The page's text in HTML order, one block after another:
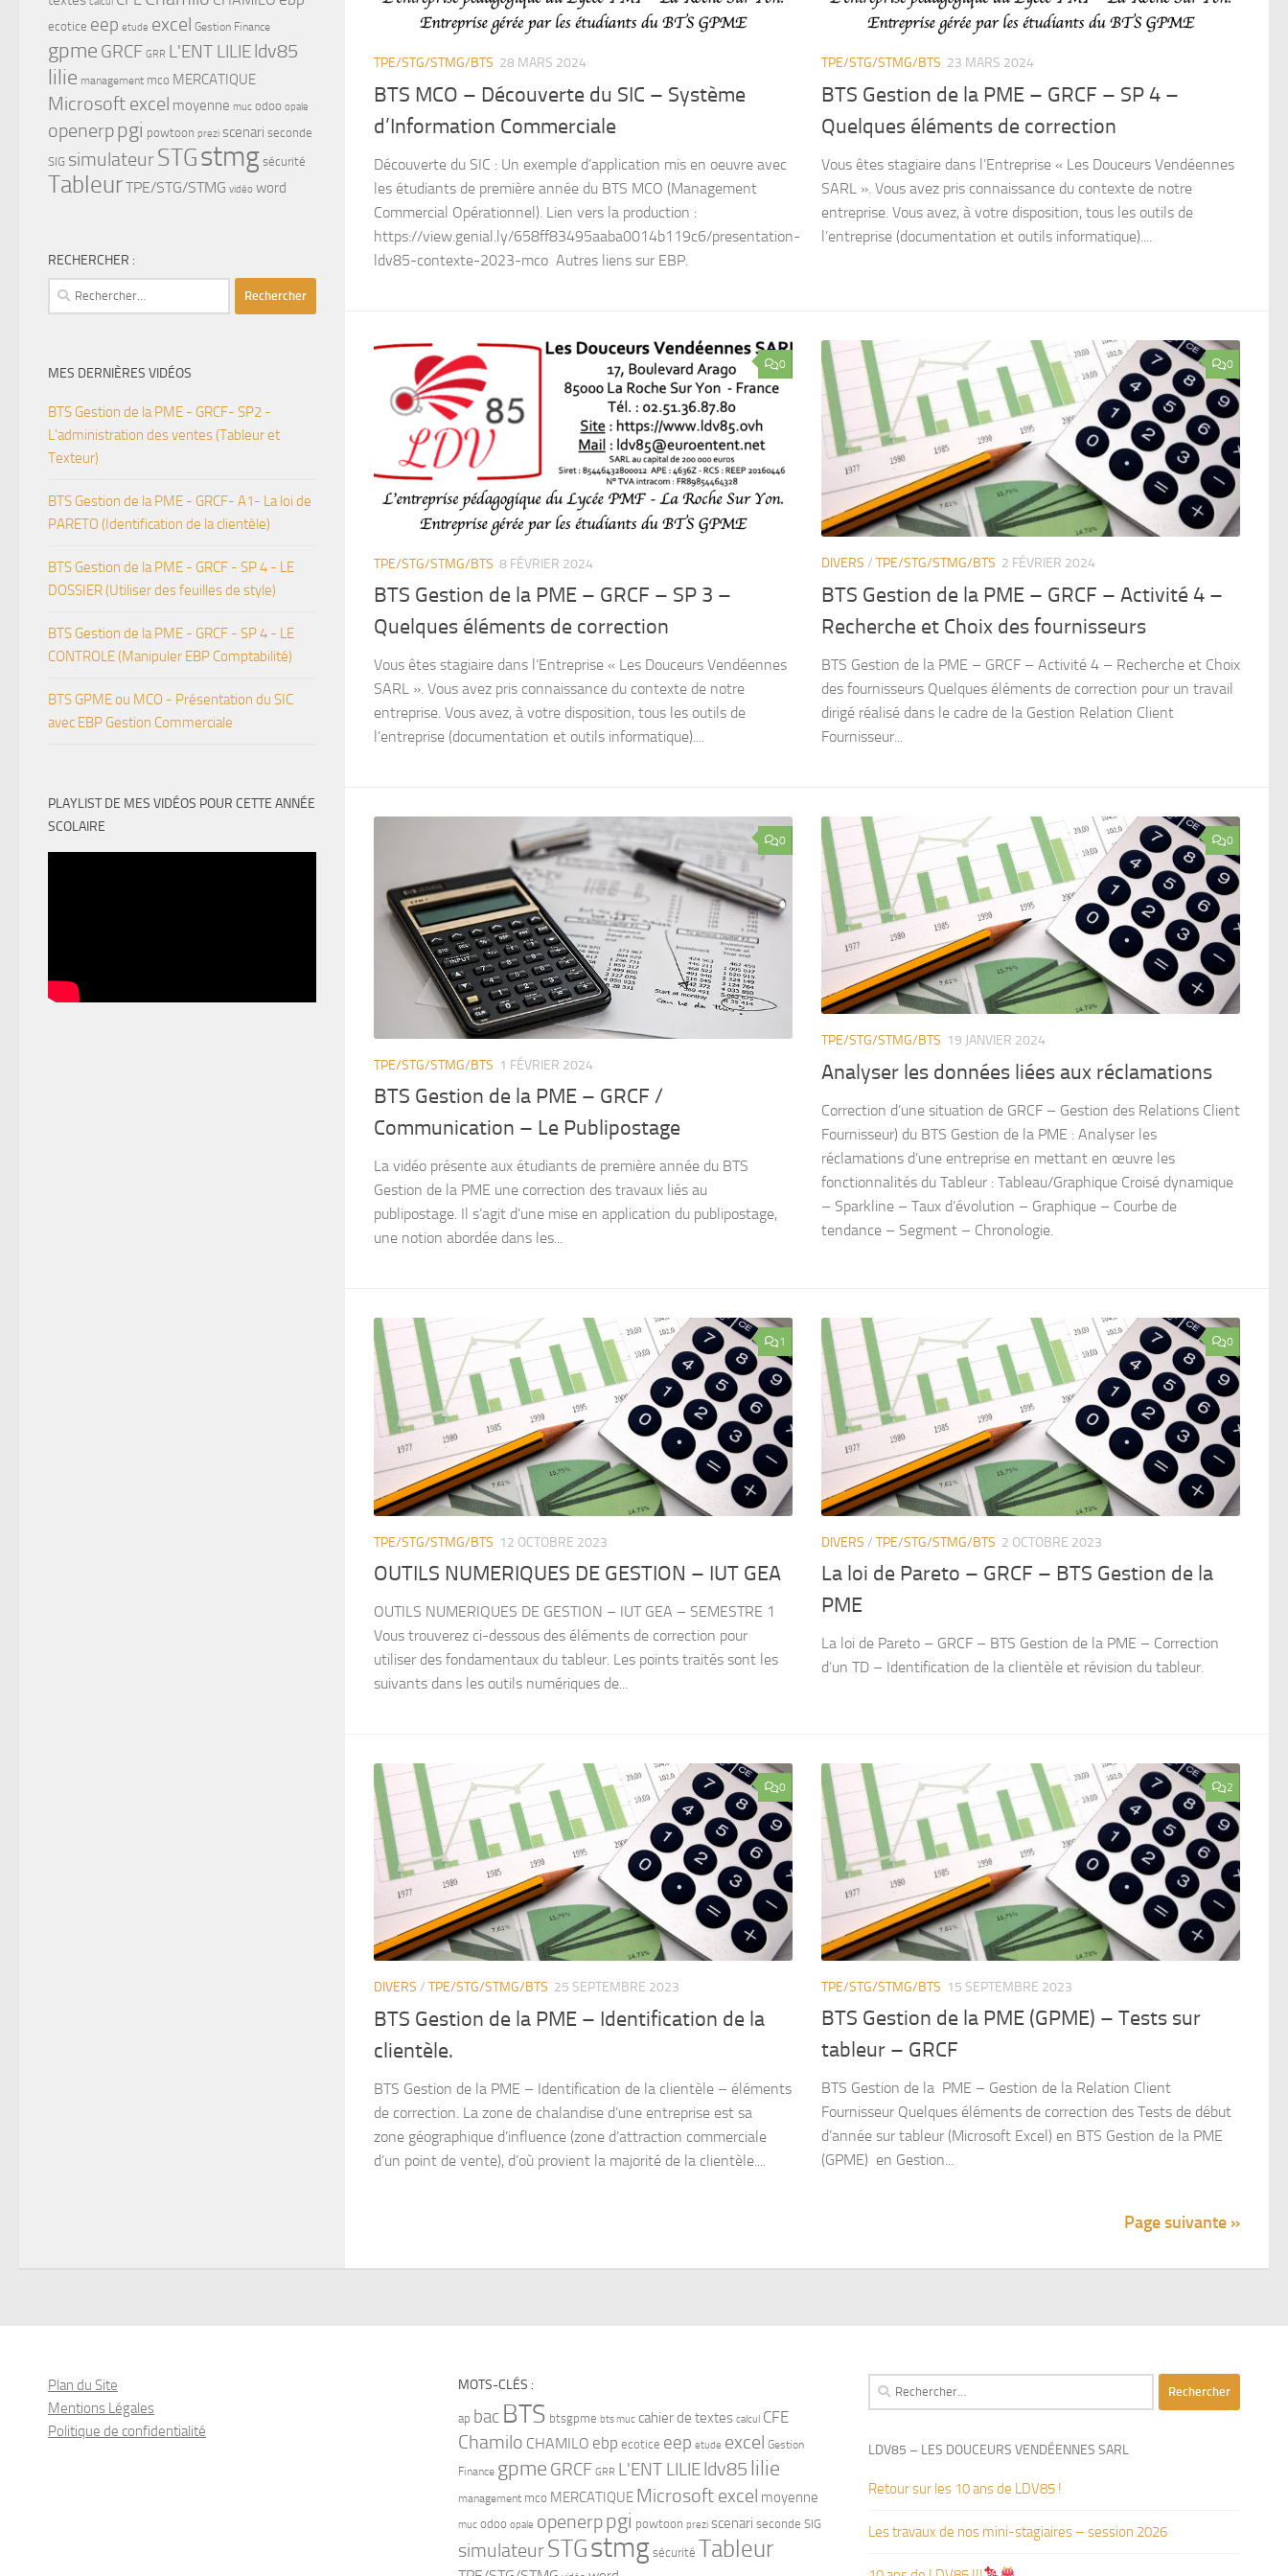
TPE/STG/STMG/BTS 28 MARS 2024
BTS MCO – Découverte du SIC – Système
d’Information Commerciale
Découverte du SIC : Un exemple d’application mis en oeuvre avec
les étudiants de première année du BTS MCO (Management
Commercial Opérationnel). Lien vers la production :
https://view.genial.ly/658ff83495aaba0014b119c6/presentation-
ldv85-contexte-2023-mco Autres liens sur EBP.
TPE/STG/STMG/BTS 23 MARS 2024
BTS Gestion de la PME – GRCF – SP 4 –
Quelques éléments de correction
Vous êtes stagiaire dans l’Entreprise « Les Douceurs Vendéennes
SARL ». Vous avez pris connaissance du contexte de notre
entreprise. Vous avez, à votre disposition, tous les outils de
l’entreprise (documentation et outils informatique)....
0
TPE/STG/STMG/BTS 8 FÉVRIER 2024
BTS Gestion de la PME – GRCF – SP 3 –
Quelques éléments de correction
Vous êtes stagiaire dans l’Entreprise « Les Douceurs Vendéennes
SARL ». Vous avez pris connaissance du contexte de notre
entreprise. Vous avez, à votre disposition, tous les outils de
l’entreprise (documentation et outils informatique)....
0
DIVERS / TPE/STG/STMG/BTS 2 FÉVRIER 2024
BTS Gestion de la PME – GRCF – Activité 4 –
Recherche et Choix des fournisseurs
BTS Gestion de la PME – GRCF – Activité 4 – Recherche et Choix
des fournisseurs Quelques éléments de correction pour un travail
dirigé réalisé dans le cadre de la Gestion Relation Client
Fournisseur...
0
TPE/STG/STMG/BTS 1 FÉVRIER 2024
BTS Gestion de la PME – GRCF /
Communication – Le Publipostage
La vidéo présente aux étudiants de première année du BTS
Gestion de la PME une correction des travaux liés au
publipostage. Il s’agit d’une mise en application du publipostage,
une notion abordée dans les...
0
TPE/STG/STMG/BTS 19 JANVIER 2024
Analyser les données liées aux réclamations
Correction d’une situation de GRCF – Gestion des Relations Client
Fournisseur) du BTS Gestion de la PME : Analyser les
réclamations d’une entreprise en mettant en œuvre les
fonctionnalités du Tableur : Tableau/Graphique Croisé dynamique
– Sparkline – Taux d’évolution – Graphique – Courbe de
tendance – Segment – Chronologie.
1
TPE/STG/STMG/BTS 12 OCTOBRE 2023
OUTILS NUMERIQUES DE GESTION – IUT GEA
OUTILS NUMERIQUES DE GESTION – IUT GEA – SEMESTRE 1
Vous trouverez ci-dessous des éléments de correction pour
utiliser des fondamentaux du tableur. Les points traités sont les
suivants dans les outils numériques de...
0
DIVERS / TPE/STG/STMG/BTS 2 OCTOBRE 2023
La loi de Pareto – GRCF – BTS Gestion de la
PME
La loi de Pareto – GRCF – BTS Gestion de la PME – Correction
d’un TD – Identification de la clientèle et révision du tableur.
0
DIVERS / TPE/STG/STMG/BTS 25 SEPTEMBRE 2023
BTS Gestion de la PME – Identification de la
clientèle.
BTS Gestion de la PME – Identification de la clientèle – éléments
de correction. La zone de chalandise d’une entreprise est sa
zone géographique d’influence (zone d’attraction commerciale
d’un point de vente), d’où provient la majorité de la clientèle....
2
TPE/STG/STMG/BTS 15 SEPTEMBRE 2023
BTS Gestion de la PME (GPME) – Tests sur
tableur – GRCF
BTS Gestion de la PME – Gestion de la Relation Client
Fournisseur Quelques éléments de correction des Tests de début
d’année sur tableur (Microsoft Excel) en BTS Gestion de la PME
(GPME) en Gestion...
Page suivante »
ecotice eep etude excel Gestion Finance
gpme GRCF GRR L'ENT LILIEldv85
lilie management mco MERCATIQUE
Microsoft excel moyenne muc odoo opale
openerppgi powtoon prezi scenari seconde
SIG simulateurSTGstmg sécurité
TableurTPE/STG/STMG vidéo word
RECHERCHER :
Rechercher :
MES DERNIÈRES VIDÉOS
BTS Gestion de la PME - GRCF- SP2 -
L'administration des ventes (Tableur et
Texteur)
BTS Gestion de la PME - GRCF- A1- La loi de
PARETO (Identification de la clientèle)
BTS Gestion de la PME - GRCF - SP 4 - LE
DOSSIER (Utiliser des feuilles de style)
BTS Gestion de la PME - GRCF - SP 4 - LE
CONTROLE (Manipuler EBP Comptabilité)
BTS GPME ou MCO - Présentation du SIC
avec EBP Gestion Commerciale
PLAYLIST DE MES VIDÉOS POUR CETTE ANNÉE
SCOLAIRE
Plan du Site
Mentions Légales
Politique de confidentialité
MOTS-CLÉS :
ap bac BTS btsgpme bts muc cahier de textes calcul CFE
Chamilo CHAMILO ebp ecotice eep etude excel Gestion
Finance gpme GRCF GRR L'ENT LILIEldv85 lilie
management mco MERCATIQUE Microsoft excel moyenne
muc odoo opale openerppgi powtoon prezi scenari seconde SIG
simulateurSTGstmg sécurité Tableur
Rechercher :
LDV85 – LES DOUCEURS VENDÉENNES SARL
Retour sur les 10 ans de LDV85 !
Les travaux de nos mini-stagiaires – session 2026 ‍‍‍‍‍